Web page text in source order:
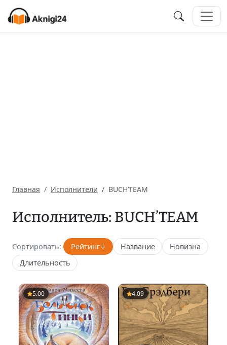
Главная Исполнители BUCH’TEAM
Исполнитель: BUCH’TEAM
Сортировать: Рейтинг Название
Новизна
Длительность
5.00 4.09